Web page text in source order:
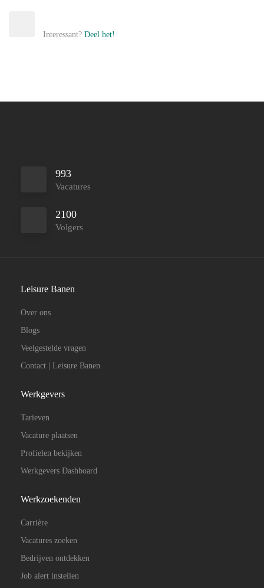
Interessant? Deel het!
993
Vacatures
2100
Volgers
Leisure Banen
Over ons
Blogs
Veelgestelde vragen
Contact | Leisure Banen
Werkgevers
Tarieven
Vacature plaatsen
Profielen bekijken
Werkgevers Dashboard
Werkzoekenden
Carrière
Vacatures zoeken
Bedrijven ontdekken
Job alert instellen